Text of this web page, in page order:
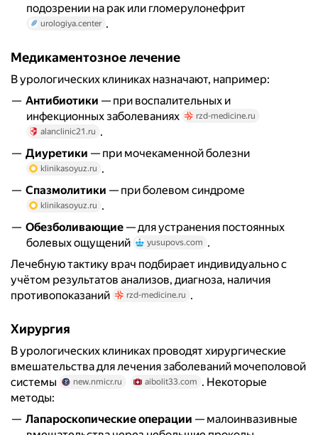
подозрении на рак или гломерулонефрит
urologiya.center .
Медикаментозное лечение
В урологических клиниках назначают, например:
Антибиотики — при воспалительных и
инфекционных заболеваниях
rzd-medicine.ru
alanclinic21.ru .
Диуретики — при мочекаменной болезни
klinikasoyuz.ru .
Спазмолитики — при болевом синдроме
klinikasoyuz.ru .
Обезболивающие — для устранения постоянных
болевых ощущений
yusupovs.com .
Лечебную тактику врач подбирает индивидуально с
учётом результатов анализов, диагноза, наличия
противопоказаний
rzd-medicine.ru .
Хирургия
В урологических клиниках проводят хирургические
вмешательства для лечения заболеваний мочеполовой
системы
new.nmicr.ru aibolit33.com . Некоторые
методы:
Лапароскопические операции — малоинвазивные